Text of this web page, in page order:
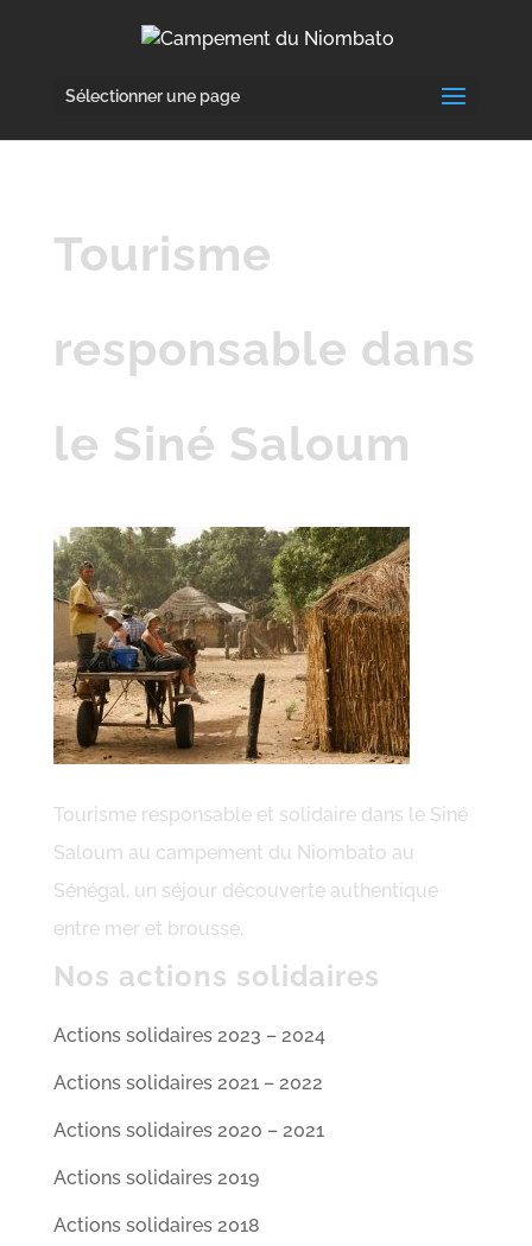
Sélectionner une page
Tourisme
responsable dans
le Siné Saloum
Tourisme responsable et solidaire dans le Siné
Saloum au campement du Niombato au
Sénégal, un séjour découverte authentique
entre mer et brousse.
Nos actions solidaires
Actions solidaires 2023 – 2024
Actions solidaires 2021 – 2022
Actions solidaires 2020 – 2021
Actions solidaires 2019
Actions solidaires 2018